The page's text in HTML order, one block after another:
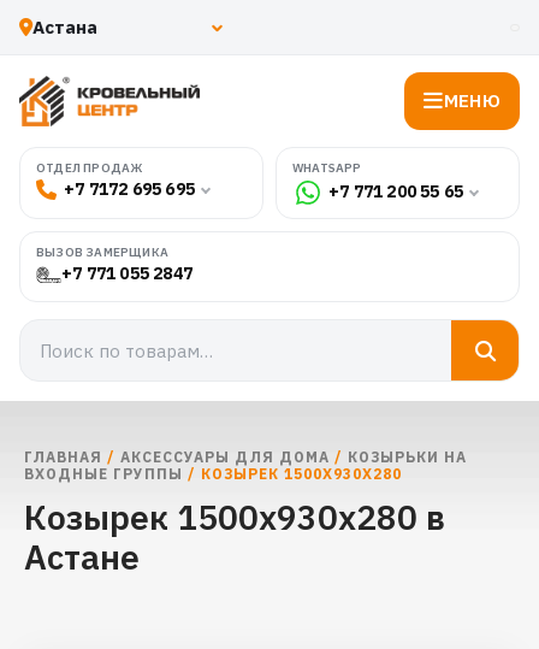
МЕНЮ
ОТДЕЛ ПРОДАЖ
+7 7172 695 695
WHATSAPP
+7 771 200 55 65
ВЫЗОВ ЗАМЕРЩИКА
+7 771 055 2847
ГЛАВНАЯ / АКСЕССУАРЫ ДЛЯ ДОМА / КОЗЫРЬКИ НА
ВХОДНЫЕ ГРУППЫ / КОЗЫРЕК 1500X930X280
Козырек 1500x930x280 в
Астане